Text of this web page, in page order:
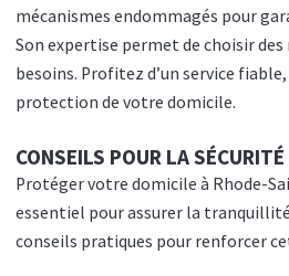
mécanismes endommagés pour
Son expertise permet de choisir des
besoins. Profitez d’un service
protection de votre domicile.
CONSEILS POUR LA
Protéger votre domicile à Rhode-
essentiel pour assurer la tranquillité
conseils pratiques pour renforcer